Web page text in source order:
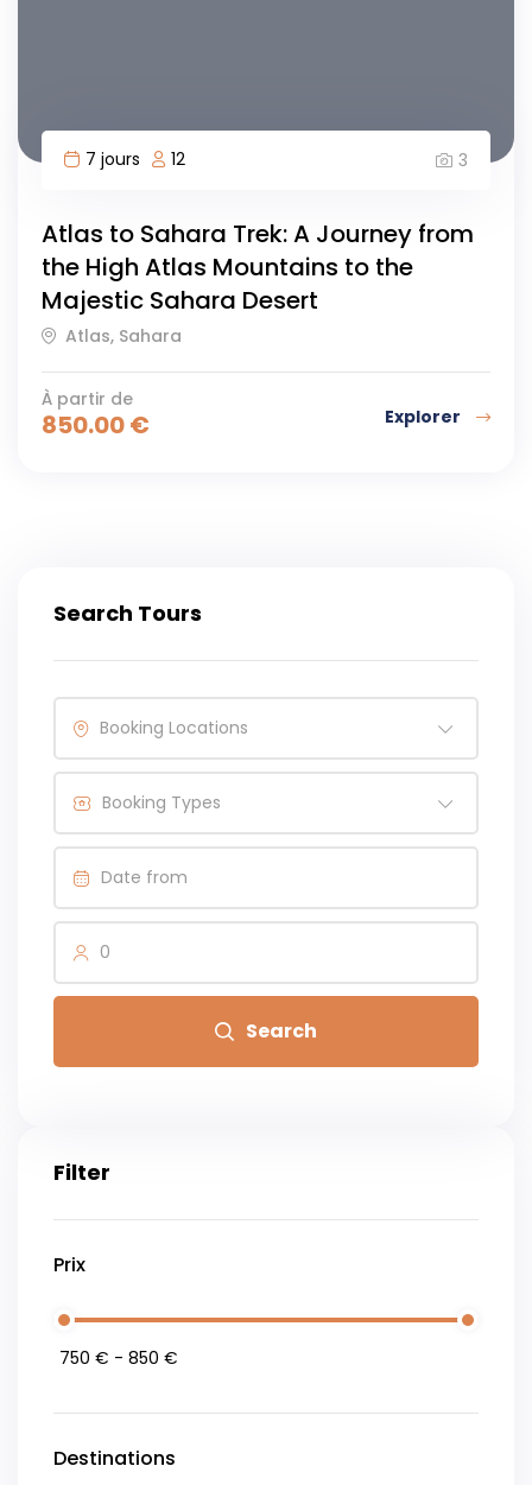
Search Tours
Booking Locations
Booking Types
0
Search
Filter
Prix
Destinations
7 jours 12 3
Atlas to Sahara Trek: A Journey from
the High Atlas Mountains to the
Majestic Sahara Desert
Atlas, Sahara
À partir de
850.00€ Explorer